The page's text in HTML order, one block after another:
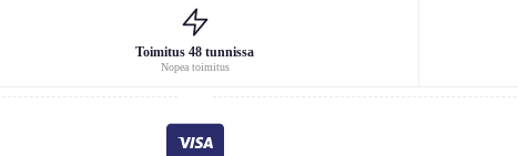
Toimitus 48 tunnissa
Nopea toimitus